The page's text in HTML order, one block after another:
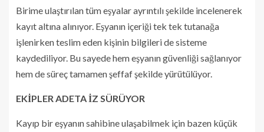
Birime ulaştırılan tüm eşyalar ayrıntılı şekilde incelenerek
kayıt altına alınıyor. Eşyanın içeriği tek tek tutanağa
işlenirken teslim eden kişinin bilgileri de sisteme
kaydediliyor. Bu sayede hem eşyanın güvenliği sağlanıyor
hem de süreç tamamen şeffaf şekilde yürütülüyor.
EKİPLER ADETA İZ SÜRÜYOR
Kayıp bir eşyanın sahibine ulaşabilmek için bazen küçük